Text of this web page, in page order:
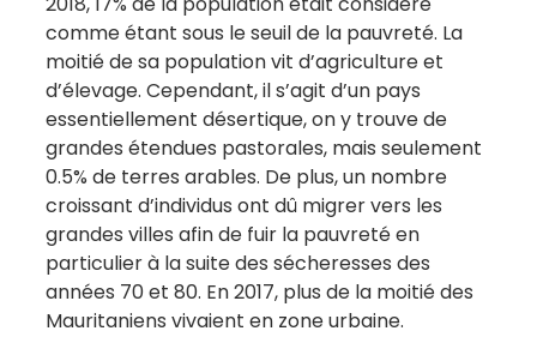
comme étant sous le seuil de la pauvreté. La
moitié de sa population vit d’agriculture et
d’élevage. Cependant, il s’agit d’un pays
essentiellement désertique, on y trouve de
grandes étendues pastorales, mais seulement
0.5% de terres arables. De plus, un nombre
croissant d’individus ont dû migrer vers les
grandes villes afin de fuir la pauvreté en
particulier à la suite des sécheresses des
années 70 et 80. En 2017, plus de la moitié des
Mauritaniens vivaient en zone urbaine.